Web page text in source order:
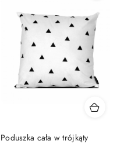
Poduszka cała w trójkąty